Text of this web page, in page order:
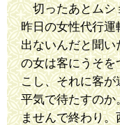
切ったあとムシ
昨日の女性代行
出ないんだと聞
の女は客にうそ
こし、それに客
平気で待たすの
ませんで終わり